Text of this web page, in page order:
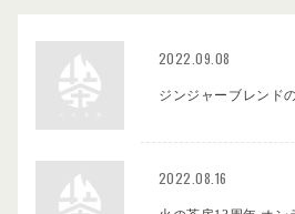
2022.09.08
ジンジャーブレンド
2022.08.16